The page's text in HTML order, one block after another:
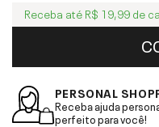
Receba até R$ 19,99 de
PERSONAL
Receba ajuda
perfeito para você!